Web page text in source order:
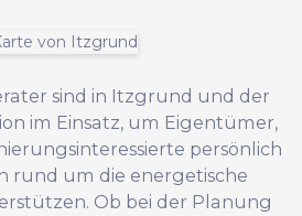
sind in Itzgrund und der
im Einsatz, um Eigentümer,
persönlich
rund um die energetische
Ob bei der Planung